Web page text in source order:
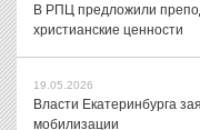
В РПЦ предложили
христианские ценности
19.05.2026
Власти Екатеринбурга
мобилизации